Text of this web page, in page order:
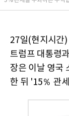
27일(현지시간
트럼프 대통령
장은 이날 영국
한 뒤 '15％ 관